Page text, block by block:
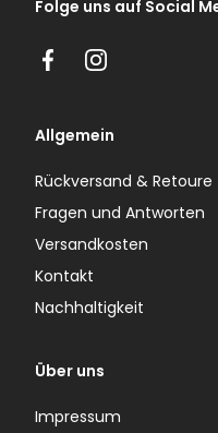
Folge uns auf Social
FacebookInstagram
Allgemein
Rückversand & Retoure
Fragen und Antworten
Versandkosten
Kontakt
Nachhaltigkeit
Über uns
Impressum